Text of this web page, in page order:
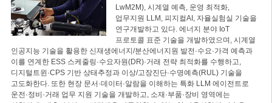
LwM2M), 시계열 예측, 운영 최적화,
업무지원 LLM, 피지컬AI, 자율실험실 기술을
연구개발하고 있다. 에너지 분야 IoT
프로토콜 표준 기술을 개발하였으며, 시계열
인공지능 기술을 활용한 신재생에너지/분산에너지원 발전·수요·가격 예측과
이를 연계한 ESS 스케줄링·수요자원(DR)·거래 전략 최적화를 수행하고,
디지털트윈·CPS 기반 상태추정과 이상/고장진단·수명예측(RUL) 기술을
고도화한다. 또한 현장 문서·데이터·알람을 이해하는 특화 LLM 에이전트로
운전·정비·거래 업무 지원 기술을 개발하고, 소재·부품·장비 영역에는